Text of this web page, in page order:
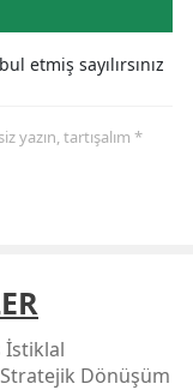
etmiş sayılırsınız
yazın, tartışalım *
İstiklal
Dönüşüm